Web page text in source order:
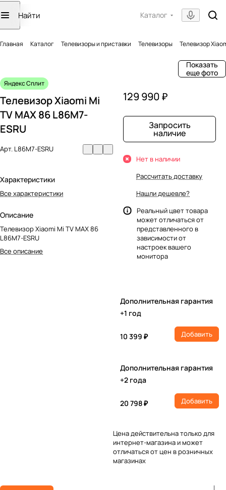
Каталог
Главная Каталог Телевизоры и приставки Телевизоры Телевизор
Показать
еще фото
Яндекс Сплит
Телевизор Xiaomi Mi
TV MAX 86 L86M7-
ESRU
Арт. L86M7-ESRU
Характеристики
Все характеристики
Описание
Телевизор Xiaomi Mi TV MAX 86
L86M7-ESRU
Все описание
129 990 ₽
Запросить
наличие
Нет в наличии
Рассчитать доставку
Нашли дешевле?
Реальный цвет товара
может отличаться от
представленного в
зависимости от
настроек вашего
монитора
Дополнительная гарантия
+1 год
10 399 ₽ Добавить
Дополнительная гарантия
+2 года
20 798 ₽ Добавить
Цена действительна только для
интернет-магазина и может
отличаться от цен в розничных
магазинах